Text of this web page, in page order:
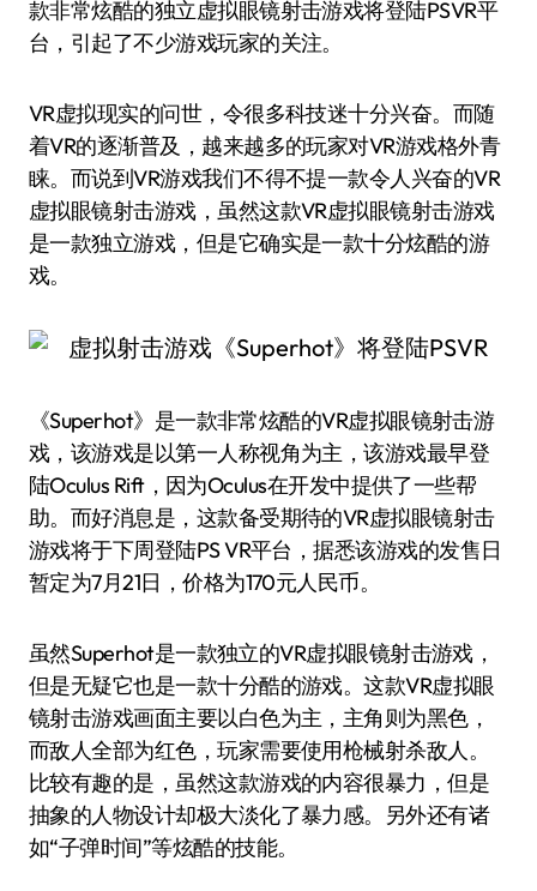
款非常炫酷的独立虚拟眼镜射击游戏将登陆PSVR平
台，引起了不少游戏玩家的关注。
VR虚拟现实的问世，令很多科技迷十分兴奋。而随
着VR的逐渐普及，越来越多的玩家对VR游戏格外青
睐。而说到VR游戏我们不得不提一款令人兴奋的VR
虚拟眼镜射击游戏，虽然这款VR虚拟眼镜射击游戏
是一款独立游戏，但是它确实是一款十分炫酷的游
戏。
《Superhot》是一款非常炫酷的VR虚拟眼镜射击游
戏，该游戏是以第一人称视角为主，该游戏最早登
陆Oculus Rift，因为Oculus在开发中提供了一些帮
助。而好消息是，这款备受期待的VR虚拟眼镜射击
游戏将于下周登陆PS VR平台，据悉该游戏的发售日
暂定为7月21日，价格为170元人民币。
虽然Superhot是一款独立的VR虚拟眼镜射击游戏，
但是无疑它也是一款十分酷的游戏。这款VR虚拟眼
镜射击游戏画面主要以白色为主，主角则为黑色，
而敌人全部为红色，玩家需要使用枪械射杀敌人。
比较有趣的是，虽然这款游戏的内容很暴力，但是
抽象的人物设计却极大淡化了暴力感。另外还有诸
如“子弹时间”等炫酷的技能。